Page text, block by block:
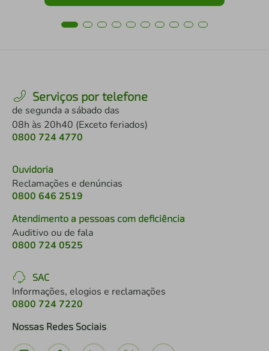
Serviços por telefone
de segunda a sábado das
08h às 20h40 (Exceto feriados)
0800 724 4770
Ouvidoria
Reclamações e denúncias
0800 646 2519
Atendimento a pessoas com deficiência
Auditivo ou de fala
0800 724 0525
SAC
Informações, elogios e reclamações
0800 724 7220
Nossas Redes Sociais